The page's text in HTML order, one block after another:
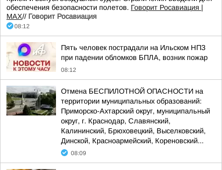
обеспечения безопасности полетов. Говорит Росавиация |
MAX// Говорит Росавиация
08:12
Пять человек пострадали на Ильском НПЗ
при падении обломков БПЛА, возник пожар
08:12
Отмена БЕСПИЛОТНОЙ ОПАСНОСТИ на
территории муниципальных образований:
Приморско-Ахтарский округ, муниципальный
округ, г. Краснодар, Славянский,
Калининский, Брюховецкий, Выселковский,
Динской, Красноармейский, Кореновский...
08:09